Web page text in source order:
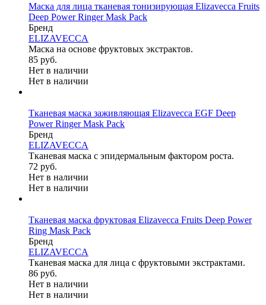
Маска для лица тканевая тонизирующая Elizavecca Fruits
Deep Power Ringer Mask Pack
Бренд
ELIZAVECCA
Маска на основе фруктовых экстрактов.
85 руб.
Нет в наличии
Нет в наличии
Тканевая маска заживляющая Elizavecca EGF Deep
Power Ringer Mask Pack
Бренд
ELIZAVECCA
Тканевая маска с эпидермальным фактором роста.
72 руб.
Нет в наличии
Нет в наличии
Тканевая маска фруктовая Elizavecca Fruits Deep Power
Ring Mask Pack
Бренд
ELIZAVECCA
Тканевая маска для лица с фруктовыми экстрактами.
86 руб.
Нет в наличии
Нет в наличии